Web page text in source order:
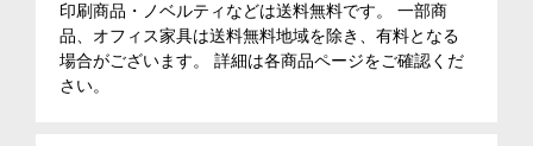
印刷商品・ノベルティなどは送料無料です。 一部商
品、オフィス家具は送料無料地域を除き、有料となる
場合がございます。 詳細は各商品ページをご確認くだ
さい。